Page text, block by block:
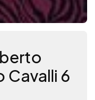
Cavalli 6